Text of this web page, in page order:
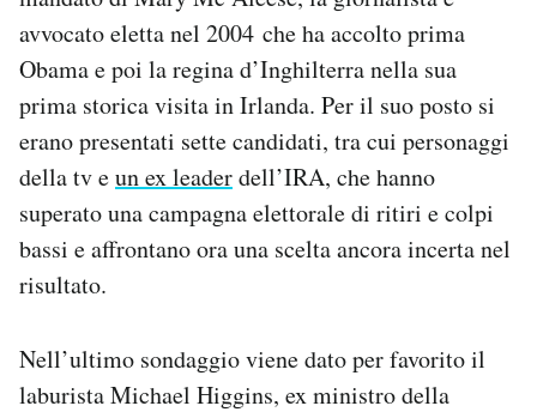
Notifiche mobile
Regala il Post
Hai bisogno di aiuto?
Esci
avvocato eletta nel 2004 che ha accolto prima
Obama e poi la regina d’Inghilterra nella sua
prima storica visita in Irlanda. Per il suo posto si
erano presentati sette candidati, tra cui personaggi
della tv eun ex leaderdell’IRA, che hanno
superato una campagna elettorale di ritiri e colpi
bassi e affrontano ora una scelta ancora incerta nel
risultato.
Nell’ultimo sondaggio viene dato per favorito il
laburista Michael Higgins, ex ministro della